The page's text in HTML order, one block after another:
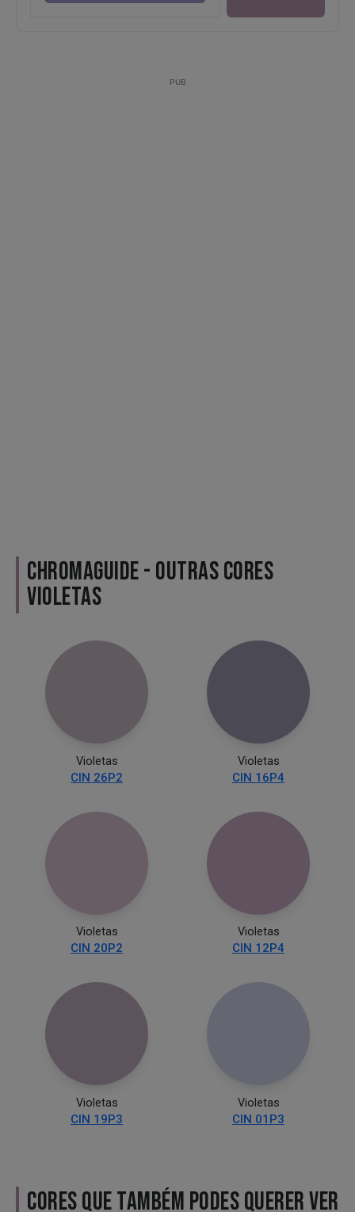
CHROMAGUIDE - OUTRAS CORES
VIOLETAS
Violetas
CIN 26P2
Violetas
CIN 16P4
Violetas
CIN 20P2
Violetas
CIN 12P4
Violetas
CIN 19P3
Violetas
CIN 01P3
CORES QUE TAMBÉM PODES QUERER VER